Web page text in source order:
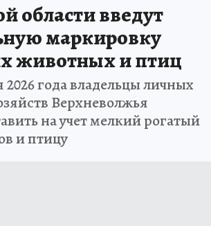
области введут
маркировку
животных и птиц
2026 года владельцы личных
Верхневолжья
на учет мелкий рогатый
и птицу